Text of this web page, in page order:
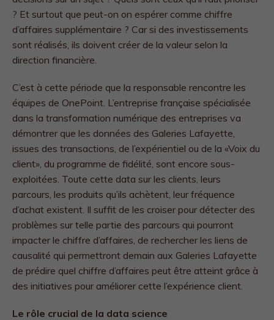
? Et surtout que peut-on on espérer comme chiffre
d’affaires supplémentaire ? Car si des investissements
sont réalisés, ils doivent créer de la valeur selon la
direction financière.
C’est à cette période que la responsable rencontre les
équipes de OnePoint. L’entreprise française spécialisée
dans la transformation numérique des entreprises va
démontrer que les données des Galeries Lafayette,
issues des transactions, de l’expérientiel ou de la «Voix du
client», du programme de fidélité, sont encore sous-
exploitées. Toute cette data sur les clients, leurs
parcours, les produits qu’ils achètent, leur fréquence
d’achat existent. Il suffit de les croiser pour détecter des
problèmes sur telle partie des parcours qui pourront
impacter le chiffre d’affaires, de rechercher les liens de
causalité qui permettront demain aux Galeries Lafayette
de prédire quel chiffre d’affaires peut être atteint grâce à
des initiatives pour améliorer cette l’expérience client.
Le rôle crucial de la data science